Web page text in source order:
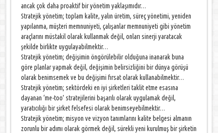
ancak çok daha proaktif bir yönetim yaklaşımıdır…
Stratejik yönetim; toplam kalite, yalın üretim, süreç yönetimi, yeniden
yapılanma, müşteri memnuniyeti, çalışanlar memnuniyeti gibi yönetim
araçlarını müstakil olarak kullanmak değil, onları sinerji yaratacak
şekilde birlikte uygulayabilmektir…
Stratejik yönetim; değişimin öngörülebilir olduğuna inanarak buna
göre planlar yapmak değil, değişimin belirsizliğini bir dünya görüşü
olarak benimsemek ve bu değişimi fırsat olarak kullanabilmektir…
Stratejik yönetim; sektördeki en iyi şirketleri taklit etme esasına
dayanan ‘me-too’ stratejilerini başarılı olarak uygulamak değil,
yaratıcılığı bir şirket felsefesi olarak benimseyebilmektir…
Stratejik yönetim; misyon ve vizyon tanımlarını kalite belgesi almanın
zorunlu bir adımı olarak görmek değil, sürekli yeni kurulmuş bir şirketin